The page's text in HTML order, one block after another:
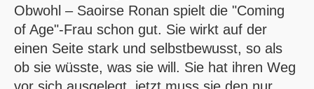
Obwohl – Saoirse Ronan spielt die "Coming
of Age"-Frau schon gut. Sie wirkt auf der
einen Seite stark und selbstbewusst, so als
ob sie wüsste, was sie will. Sie hat ihren Weg